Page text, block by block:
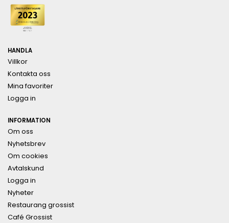
HANDLA
Villkor
Kontakta oss
Mina favoriter
Logga in
INFORMATION
Om oss
Nyhetsbrev
Om cookies
Avtalskund
Logga in
Nyheter
Restaurang grossist
Café Grossist